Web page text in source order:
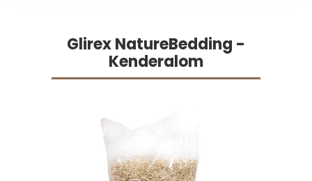
Glirex NatureBedding -
Kenderalom